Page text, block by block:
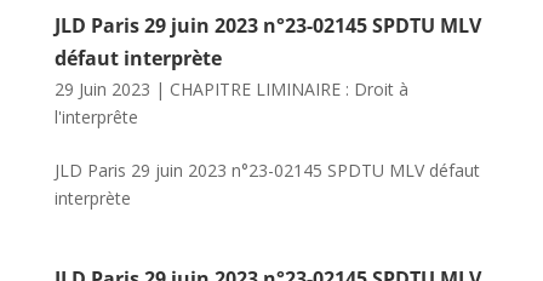
JLD Paris 29 juin 2023 n°23-02145 SPDTU MLV
défaut interprète
29 Juin 2023 | CHAPITRE LIMINAIRE : Droit à
l'interprête
JLD Paris 29 juin 2023 n°23-02145 SPDTU MLV défaut
interprète